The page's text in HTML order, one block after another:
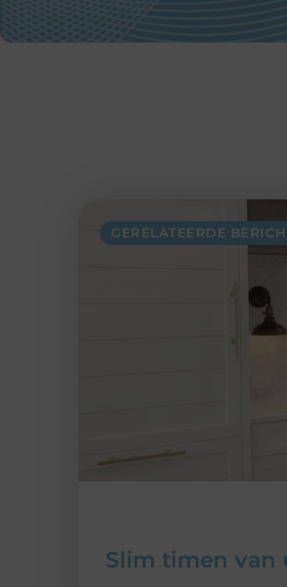
GERELATEERDE
Slim timen van